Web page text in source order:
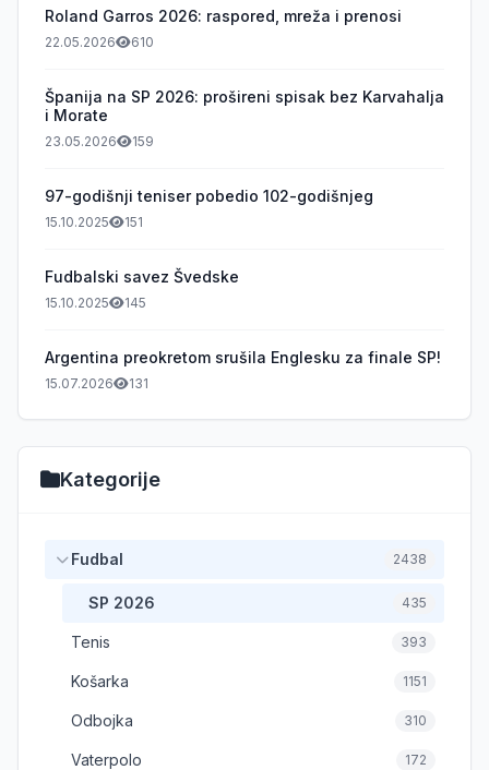
Roland Garros 2026: raspored, mreža i prenosi
22.05.2026 610
Španija na SP 2026: prošireni spisak bez Karvahalja
i Morate
23.05.2026 159
97-godišnji teniser pobedio 102-godišnjeg
15.10.2025 151
Fudbalski savez Švedske
15.10.2025 145
Argentina preokretom srušila Englesku za finale SP!
15.07.2026 131
Kategorije
Fudbal 2438
SP 2026 435
Tenis 393
Košarka 1151
Odbojka 310
Vaterpolo 172